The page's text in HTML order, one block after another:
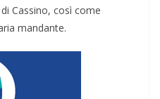
Cassino, così come
mandante.